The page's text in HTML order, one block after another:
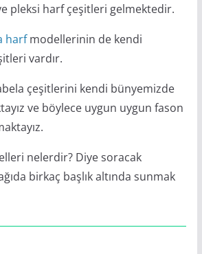
pleksi harf çeşitleri gelmektedir.
harfmodellerinin de kendi
vardır.
çeşitlerini kendi bünyemizde
ve böylece uygun uygun fason
nelerdir? Diye soracak
birkaç başlık altında sunmak